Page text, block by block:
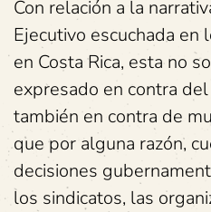
Con relación a la
Ejecutivo escuchada en
en Costa Rica, esta no
expresado en contra
también en contra de
que por alguna razón,
decisiones
los sindicatos, las